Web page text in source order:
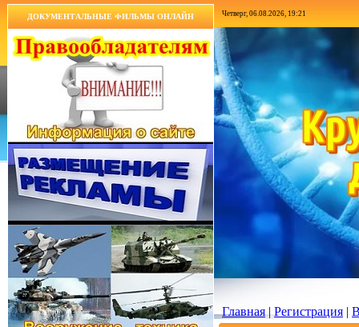
ДОКУМЕНТАЛЬНЫЕ ФИЛЬМЫ ОНЛАЙН Четверг, 06.08.2026, 19:21
Главная|Регистрация |